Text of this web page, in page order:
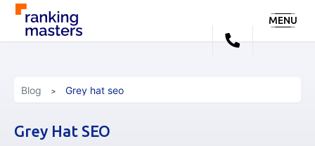
MENU
Blog Grey hat seo
Grey Hat SEO